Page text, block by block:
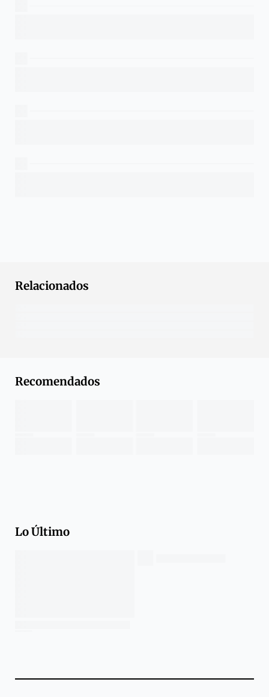
Relacionados
Recomendados
Lo Último